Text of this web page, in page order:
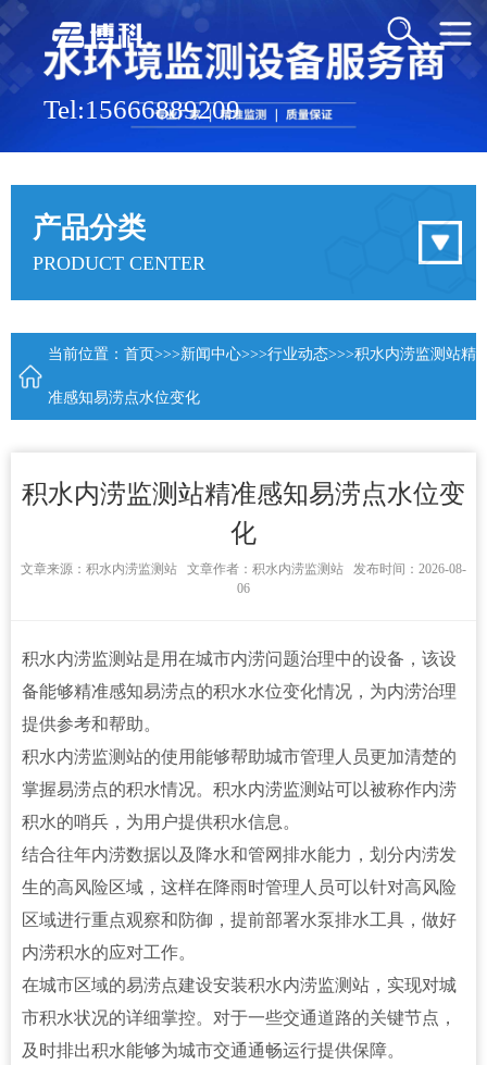
Tel:15666889209
产品分类
PRODUCT CENTER
当前位置： 首页>>>新闻中心>>>行业动态>>>积水内涝监测站精
准感知易涝点水位变化
积水内涝监测站精准感知易涝点水位变
化
文章来源： 积水内涝监测站​ 文章作者：积水内涝监测站​ 发布时间：2026-08-
06
积水内涝监测站是用在城市内涝问题治理中的设备，该设
备能够精准感知易涝点的积水水位变化情况，为内涝治理
提供参考和帮助。
积水内涝监测站的使用能够帮助城市管理人员更加清楚的
掌握易涝点的积水情况。积水内涝监测站可以被称作内涝
积水的哨兵，为用户提供积水信息。
结合往年内涝数据以及降水和管网排水能力，划分内涝发
生的高风险区域，这样在降雨时管理人员可以针对高风险
区域进行重点观察和防御，提前部署水泵排水工具，做好
内涝积水的应对工作。
在城市区域的易涝点建设安装积水内涝监测站，实现对城
市积水状况的详细掌控。对于一些交通道路的关键节点，
及时排出积水能够为城市交通通畅运行提供保障。